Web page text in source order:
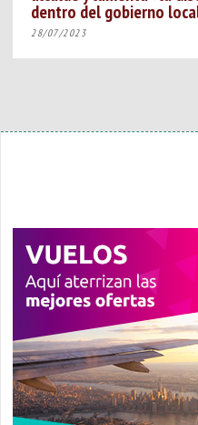
dentro del gobierno
28/07/2023